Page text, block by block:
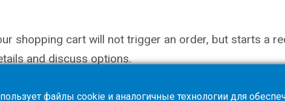
shopping cart will not trigger an order, but starts a
and discuss options.
файлы cookie и аналогичные технологии для